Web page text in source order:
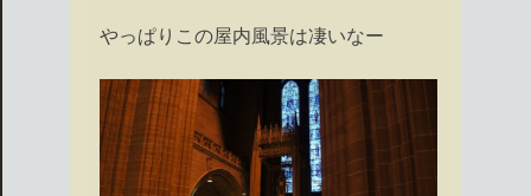
やっぱりこの屋内風景は凄いなー